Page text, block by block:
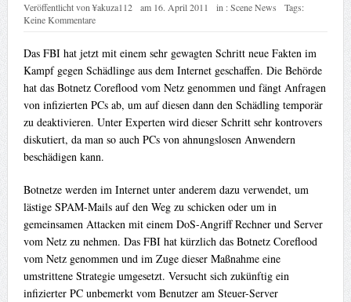
Veröffentlicht von¥akuza112 am 16. April 2011 in :Scene News
Tags:
Keine Kommentare
Das FBI hat jetzt mit einem sehr gewagten Schritt neue Fakten im
Kampf gegen Schädlinge aus dem Internet geschaffen. Die Behörde
hat das Botnetz Coreflood vom Netz genommen und fängt Anfragen
von infizierten PCs ab, um auf diesen dann den Schädling temporär
zu deaktivieren. Unter Experten wird dieser Schritt sehr kontrovers
diskutiert, da man so auch PCs von ahnungslosen Anwendern
beschädigen kann.
Botnetze werden im Internet unter anderem dazu verwendet, um
lästige SPAM-Mails auf den Weg zu schicken oder um in
gemeinsamen Attacken mit einem DoS-Angriff Rechner und Server
vom Netz zu nehmen. Das FBI hat kürzlich das Botnetz Coreflood
vom Netz genommen und im Zuge dieser Maßnahme eine
umstrittene Strategie umgesetzt. Versucht sich zukünftig ein
infizierter PC unbemerkt vom Benutzer am Steuer-Server